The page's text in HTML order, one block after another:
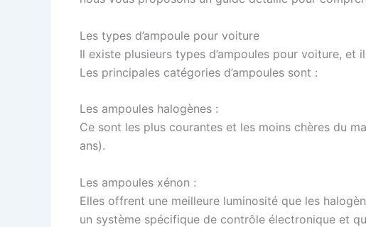
Les types d’ampoule pour voiture
Il existe plusieurs types d’ampoules pour voiture,
Les principales catégories d’ampoules sont :
Les ampoules halogènes :
Ce sont les plus courantes et les moins chères du
ans).
Les ampoules xénon :
Elles offrent une meilleure luminosité que les
un système spécifique de contrôle électronique et